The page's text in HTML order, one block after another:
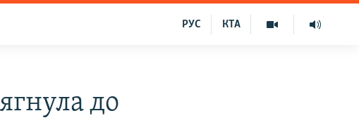
КТА
РУС
до